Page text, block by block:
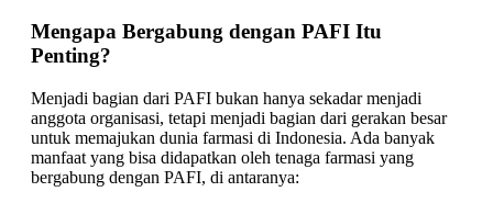
Mengapa Bergabung dengan PAFI Itu
Penting?
Menjadi bagian dari PAFI bukan hanya sekadar menjadi
anggota organisasi, tetapi menjadi bagian dari gerakan besar
untuk memajukan dunia farmasi di Indonesia. Ada banyak
manfaat yang bisa didapatkan oleh tenaga farmasi yang
bergabung dengan PAFI, di antaranya: